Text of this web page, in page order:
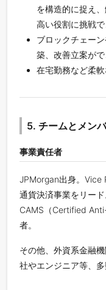
を構造的に捉え
高い役割に挑戦
ブロックチェー
築、改善立案が
在宅勤務など柔
5. チームとメン
事業責任者
JPMorgan出身。
通貨決済事業をリード
CAMS（Certified
者。
その他、外資系金融
社やエンジニア等、多